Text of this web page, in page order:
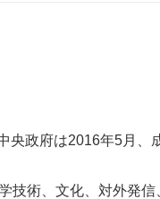
央政府は2016年5月、
技術、文化、対外発